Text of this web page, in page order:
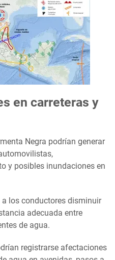
en carreteras y
Negra podrían generar
y posibles inundaciones en
los conductores disminuir
adecuada entre
de agua.
registrarse afectaciones